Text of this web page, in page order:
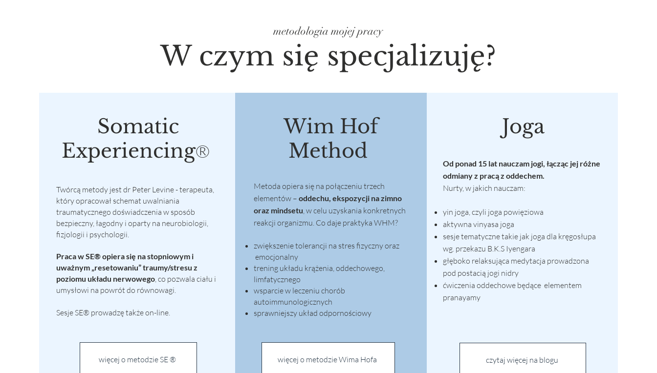
metodologia mojej pracy
W czym się specjalizuję?
Somatic
Experiencing®
Twórcą metody jest dr Peter Levine - terapeuta,
który opracował schemat uwalniania
traumatycznego doświadczenia w sposób
bezpieczny, łagodny i oparty na neurobiologii,
fizjologii i psychologii.
Praca w SE® opiera się na stopniowym i
uważnym „resetowaniu” traumy/stresu z
poziomu układu nerwowego, co pozwala ciału i
umysłowi na powrót do równowagi.
Sesje SE® prowadzę także on-line.
więcej o metodzie SE ®
Wim Hof
Method
Metoda opiera się na połączeniu trzech
elementów – oddechu, ekspozycji na zimno
oraz mindsetu, w celu uzyskania konkretnych
reakcji organizmu. Co daje praktyka WHM?
zwiększenie tolerancji na stres fizyczny oraz
emocjonalny
trening układu krążenia, oddechowego,
limfatycznego
wsparcie w leczeniu chorób
autoimmunologicznych
sprawniejszy układ odpornościowy
więcej o metodzie Wima Hofa
Od ponad 15 lat nauczam jogi,łącząc jej różne
odmiany z pracą z oddechem.
Nurty, w jakich nauczam:
yin joga, czyli joga powięziowa
aktywna vinyasa joga
sesje tematyczne takie jak joga dla kręgosłupa
wg. przekazu B.K.S Iyengara
głęboko relaksująca medytacja prowadzona
pod postacią jogi nidry
ćwiczenia oddechowe będące elementem
pranayamy
Joga
czytaj więcej na blogu